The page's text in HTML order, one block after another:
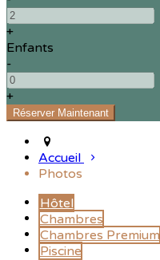
+
Enfants
-
+
Accueil
Photos
Hôtel
Chambres
Chambres Premium
Piscine